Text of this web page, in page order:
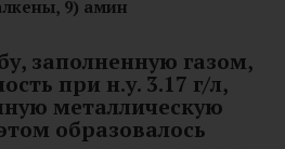
9) амин
заполненную газом,
при н.у. 3.17 г/л,
металлическую
образовалось